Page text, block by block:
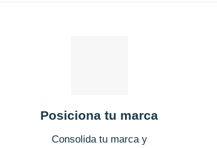
Posiciona tu marca
Consolida tu marca y